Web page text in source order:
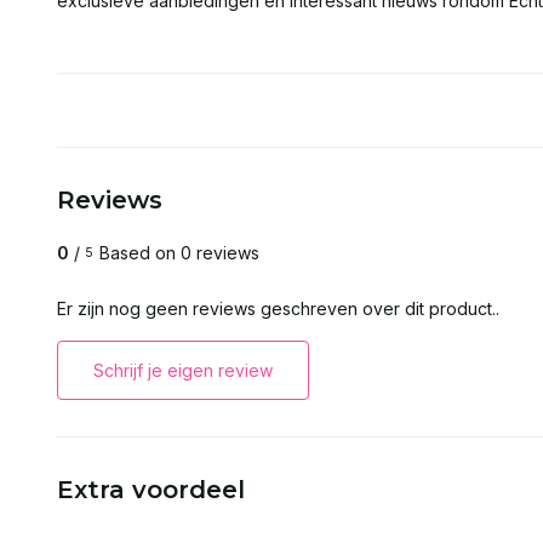
Reviews
0 / 5 Based on 0 reviews
Er zijn nog geen reviews geschreven over dit product..
Schrijf je eigen review
Extra voordeel